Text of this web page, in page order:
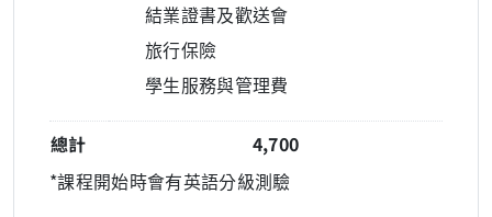
結業證書及歡送會
旅行保險
學生服務與管理費
總計
4,700
*課程開始時會有英語分級測驗